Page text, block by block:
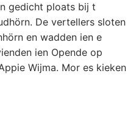
gedicht ploats bij t
De vertellers sloten
en wadden ien e
ien Opende op
Wijma. Mor es kieken